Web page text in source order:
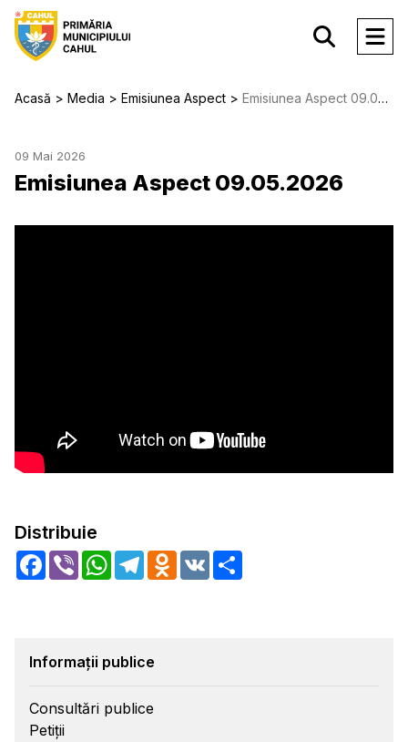
Acasă Media Emisiunea Aspect Emisiunea Aspect 09.05.2026
09 Mai 2026
Emisiunea Aspect 09.05.2026
Distribuie
Facebook
Viber WhatsApp
TelegramOdnoklassniki
VK
Informații publice
Consultări publice
Petiții